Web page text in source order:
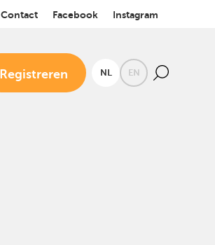
Contact Facebook Instagram
Registreren NL EN